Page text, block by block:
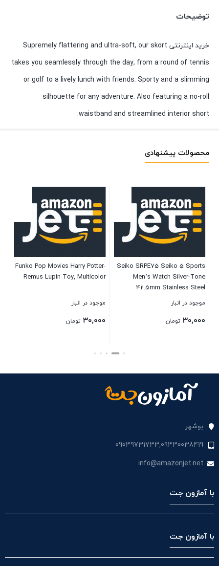
توضیحات
خرید اینترنتی Supremely flattering and ultra-soft, our skort
takes you seamlessly through the day, from a round of tennis
or golf to a lively lunch with friends. Sporty and a slimming
silhouette for any adventure. Also featuring a no-roll
waistband and streamlined interior short.
محصولات پیشنهادی
Seiko SRPE75 Seiko 5 Sports
Men’s Watch Silver-Tone
42.5mm Stainless Steel
موجود در انبار
۳۰,۰۰۰ تومان
Funko Pop Movies Harry Potter-
Remus Lupin Toy, Multicolor
موجود در انبار
۳۰,۰۰۰ تومان
بستن
بوشهر
09039731733,09330038419
info@amazonjet.net
با آمازون جت
با آمازون جت